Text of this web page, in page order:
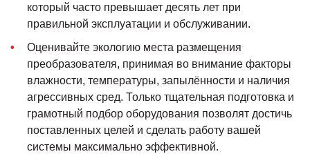
который часто превышает десять лет при
правильной эксплуатации и обслуживании.
Оценивайте экологию места размещения
преобразователя, принимая во внимание факторы
влажности, температуры, запылённости и наличия
агрессивных сред. Только тщательная подготовка и
грамотный подбор оборудования позволят достичь
поставленных целей и сделать работу вашей
системы максимально эффективной.